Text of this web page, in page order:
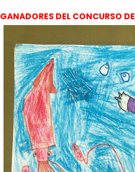
GANADORES DEL CONCURSO